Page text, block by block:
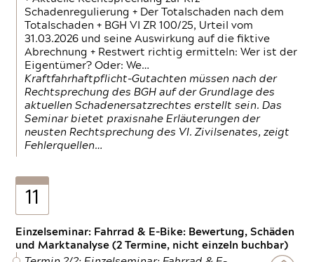
Schadenregulierung + Der Totalschaden nach dem
Totalschaden + BGH VI ZR 100/25, Urteil vom
31.03.2026 und seine Auswirkung auf die fiktive
Abrechnung + Restwert richtig ermitteln: Wer ist der
Eigentümer? Oder: We…
Kraftfahrhaftpflicht-Gutachten müssen nach der
Rechtsprechung des BGH auf der Grundlage des
aktuellen Schadenersatzrechtes erstellt sein. Das
Seminar bietet praxisnahe Erläuterungen der
neusten Rechtsprechung des VI. Zivilsenates, zeigt
Fehlerquellen…
11
Einzelseminar: Fahrrad & E-Bike: Bewertung, Schäden
und Marktanalyse (2 Termine, nicht einzeln buchbar)